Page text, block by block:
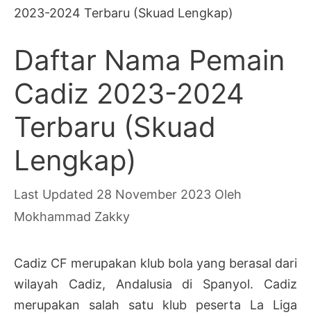
2023-2024 Terbaru (Skuad Lengkap)
Daftar Nama Pemain
Cadiz 2023-2024
Terbaru (Skuad
Lengkap)
28 November 2023 Oleh
Mokhammad Zakky
Cadiz CF merupakan klub bola yang berasal dari
wilayah Cadiz, Andalusia di Spanyol. Cadiz
merupakan salah satu klub peserta La Liga